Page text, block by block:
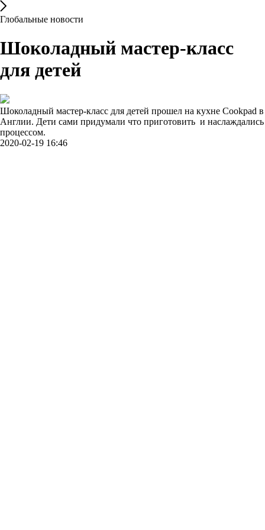
Глобальные новости
Шоколадный мастер-класс
для детей
Шоколадный мастер-класс для детей прошел на кухне Cookpad в
Англии. Дети сами придумали что приготовить и наслаждались
процессом.
2020-02-19 16:46